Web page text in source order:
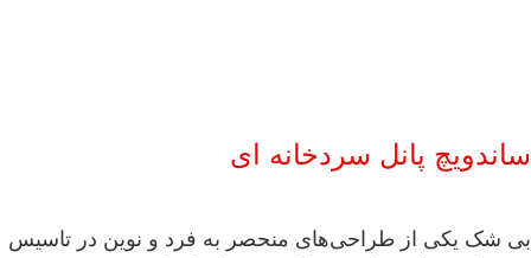
ساندویچ پانل سردخانه ای
بی شک یکی از طراحی‌های منحصر به فرد و نوین در تاسیس